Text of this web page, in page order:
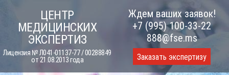
content
ЦЕНТР
МЕДИЦИНСКИХ
ЭКСПЕРТИЗ
Лицензия № Л041-01137-77 / 00288849
от 21.08.2013 года
Ждем ваших заявок!
+7 (995) 100-33-22
888@fse.ms
Заказать экспертизу